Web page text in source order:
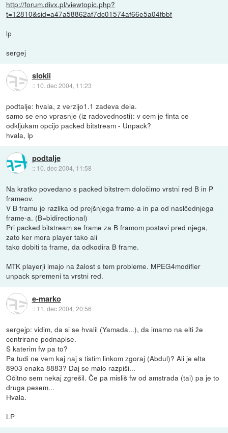
http://forum.divx.pl/viewtopic.php?
t=12810&sid=a47a58862af7dc01574af66e5a04fbbf
lp
sergej
slokii
:: 10. dec 2004, 11:23
podtalje: hvala, z verzijo1.1 zadeva dela.
samo se eno vprasnje (iz radovednosti): v cem je finta ce
odkljukam opcijo packed bitstream - Unpack?
hvala, lp
podtalje
:: 10. dec 2004, 11:58
Na kratko povedano s packed bitstrem določimo vrstni red B in P
frameov.
V B framu je razlika od prejšnjega frame-a in pa od naslčednjega
frame-a. (B=bidirectional)
Pri packed bitstream se frame za B framom postavi pred njega,
zato ker mora player tako ali
tako dobiti ta frame, da odkodira B frame.
MTK playerji imajo na žalost s tem probleme. MPEG4modifier
unpack spremeni ta vrstni red.
e-marko
:: 11. dec 2004, 20:56
sergejp: vidim, da si se hvalil (Yamada...), da imamo na elti že
centrirane podnapise.
S katerim fw pa to?
Pa tudi ne vem kaj naj s tistim linkom zgoraj (Abdul)? Ali je elta
8903 enaka 8883? Daj se malo razpiši...
Očitno sem nekaj zgrešil. Če pa misliš fw od amstrada (tai) pa je to
druga pesem...
Hvala.
LP